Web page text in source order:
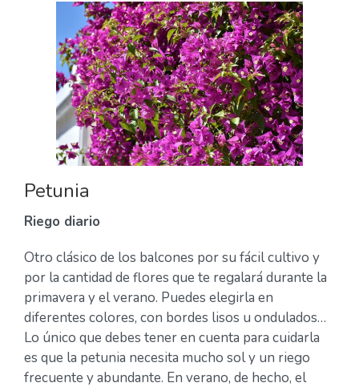
Petunia
Riego diario
Otro clásico de los balcones por su fácil cultivo y
por la cantidad de flores que te regalará durante la
primavera y el verano. Puedes elegirla en
diferentes colores, con bordes lisos u ondulados…
Lo único que debes tener en cuenta para cuidarla
es que la petunia necesita mucho sol y un riego
frecuente y abundante. En verano, de hecho, el